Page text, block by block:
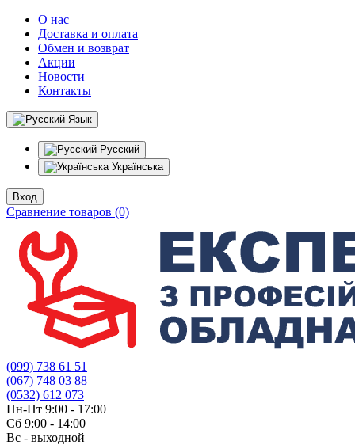
О нас
Доставка и оплата
Обмен и возврат
Акции
Новости
Контакты
Язык
Русский
Українська
Вход
Сравнение товаров (0)
(099) 738 61 51
(067) 748 03 88
(0532) 612 073
Пн-Пт 9:00 - 17:00
Сб 9:00 - 14:00
Вс - выходной